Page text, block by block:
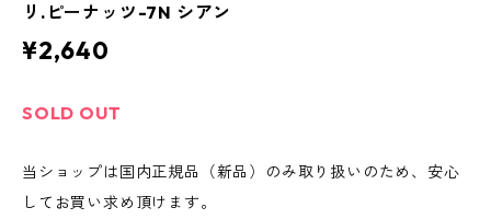
リ.ピーナッツ-7N シアン
¥2,640
SOLD OUT
当ショップは国内正規品（新品）のみ取り扱いのため、安心
してお買い求め頂けます。